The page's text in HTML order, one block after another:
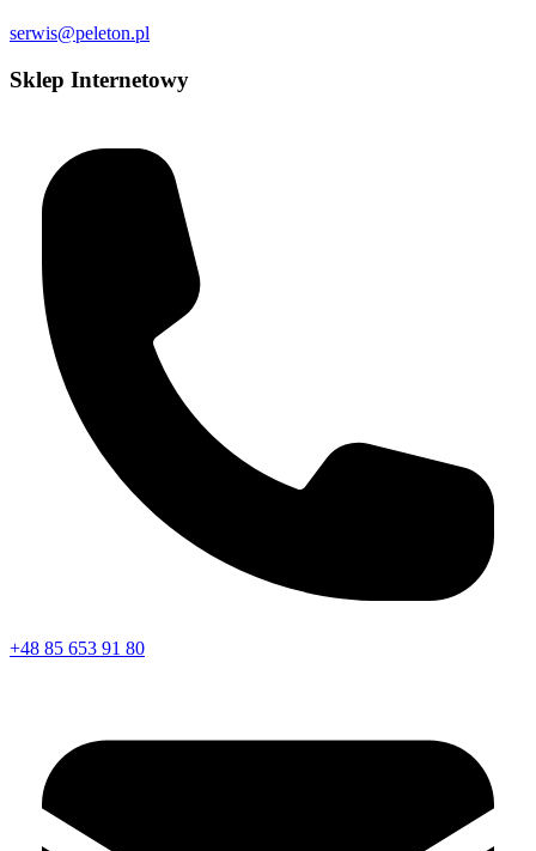
serwis@peleton.pl
Sklep Internetowy
+48 85 653 91 80